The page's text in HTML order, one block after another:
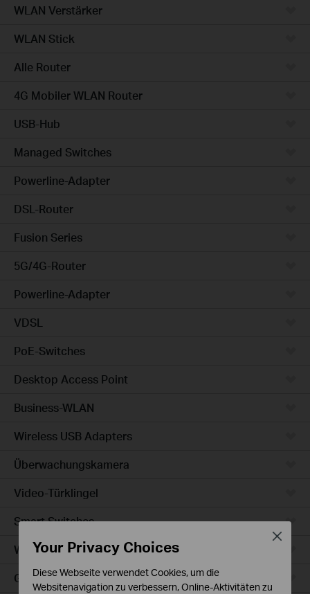
WLAN Verstärker
WLAN Stick
Alle Router
4G Mobiler WLAN Router
USB-Hub
Managed Switches
Powerline-Adapter
DSL-Router
Fusion Series
5G/4G-Router
Powerline-Adapter
VDSL
PoE-Switches
Desktop Access Point
Business-WLAN
Wireless USB Adapters
Überwachungskamera
Video-Türklingel
Smart Switches
WLAN-Steckdosen
Glühbirne & LED-Streifen
Your Privacy Choices
Diese Webseite verwendet Cookies, um die
Websitenavigation zu verbessern, Online-Aktivitäten zu
Close